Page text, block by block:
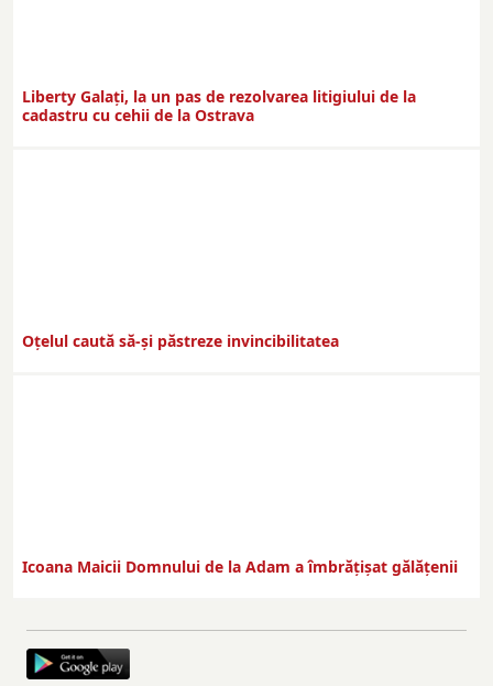
Liberty Galați, la un pas de rezolvarea litigiului de la
cadastru cu cehii de la Ostrava
Oțelul caută să-și păstreze invincibilitatea
Icoana Maicii Domnului de la Adam a îmbrățișat gălățenii